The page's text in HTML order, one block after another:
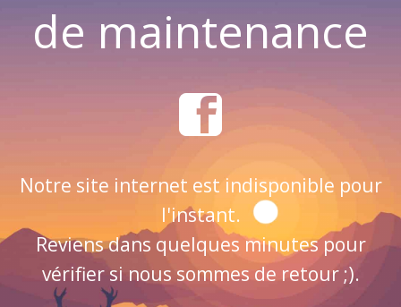
de maintenance
Notre site internet est indisponible pour
l'instant.
Reviens dans quelques minutes pour
vérifier si nous sommes de retour ;).